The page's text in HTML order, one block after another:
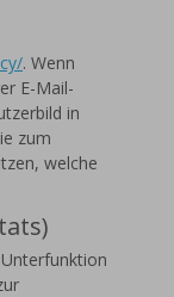
. Wenn
E-Mail-
in
zum
welche